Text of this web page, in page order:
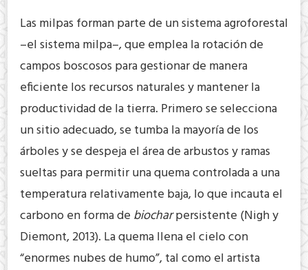
Las milpas forman parte de un sistema agroforestal
–el sistema milpa–, que emplea la rotación de
campos boscosos para gestionar de manera
eficiente los recursos naturales y mantener la
productividad de la tierra. Primero se selecciona
un sitio adecuado, se tumba la mayoría de los
árboles y se despeja el área de arbustos y ramas
sueltas para permitir una quema controlada a una
temperatura relativamente baja, lo que incauta el
carbono en forma de biocharpersistente (Nigh y
Diemont, 2013). La quema llena el cielo con
“enormes nubes de humo”, tal como el artista